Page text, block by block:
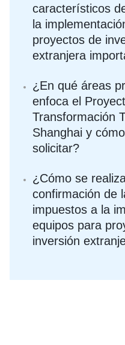
característicos
la
proyectos de
extranjera
¿En qué áreas
enfoca el
Transformación
Shanghai y
solicitar?
¿Cómo se
confirmación de
impuestos a la
equipos para
inversión